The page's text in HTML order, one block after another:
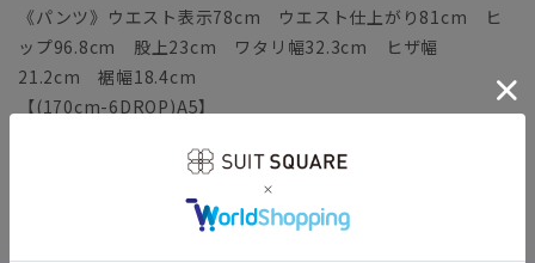
《パンツ》ウエスト表示78cm ウエスト仕上がり81cm ヒ
ップ96.8cm 股上23cm ワタリ幅32.3cm ヒザ幅
21.2cm 裾幅18.4cm
【(170cm-6DROP)A5】
91.5cm 肩幅45cm 袖丈59.5cm
《パンツ》ウエスト表示80cm ウエスト仕上がり83cm ヒ
ップ98.8cm 股上23.5cm ワタリ幅32.9cm ヒザ幅
21.5cm 裾幅18.7cm